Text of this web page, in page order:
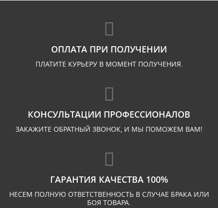
ОПЛАТА ПРИ ПОЛУЧЕНИИ
ПЛАТИТЕ КУРЬЕРУ В МОМЕНТ ПОЛУЧЕНИЯ.
КОНСУЛЬТАЦИИ ПРОФЕССИОНАЛОВ
ЗАКАЖИТЕ ОБРАТНЫЙ ЗВОНОК, И МЫ ПОМОЖЕМ ВАМ!
ГАРАНТИЯ КАЧЕСТВА 100%
НЕСЕМ ПОЛНУЮ ОТВЕТСТВЕННОСТЬ В СЛУЧАЕ БРАКА ИЛИ
БОЯ ТОВАРА.